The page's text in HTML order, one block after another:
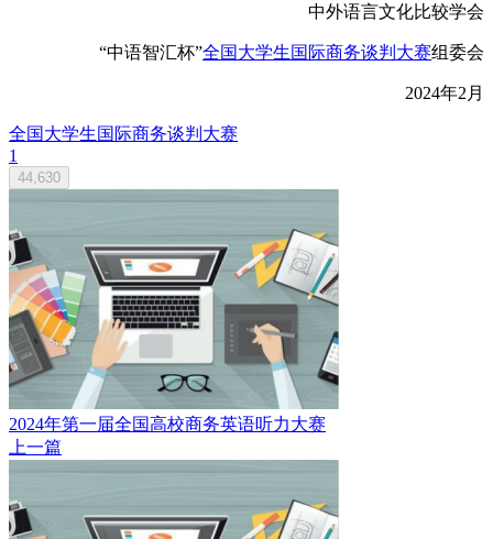
中外语言文化比较学会
“中语智汇杯”全国大学生国际商务谈判大赛组委会
2024年2月
全国大学生国际商务谈判大赛
1
44,630
2024年第一届全国高校商务英语听力大赛
上一篇